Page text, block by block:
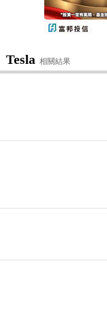
Tesla 相關結果